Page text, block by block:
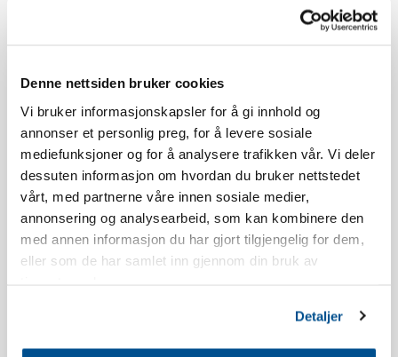
Denne nettsiden bruker cookies
Vi bruker informasjonskapsler for å gi innhold og
annonser et personlig preg, for å levere sosiale
mediefunksjoner og for å analysere trafikken vår. Vi deler
dessuten informasjon om hvordan du bruker nettstedet
vårt, med partnerne våre innen sosiale medier,
annonsering og analysearbeid, som kan kombinere den
med annen informasjon du har gjort tilgjengelig for dem,
eller som de har samlet inn gjennom din bruk av
Detaljer
Norefjellstua. Udover dette skal man parkere på parkeringsplads
Aldersgrænsen for at reservere Norefjellstua er 20 år.
Rygning er ikke tilladt. Se vores reservationsbetingelser for mere
Lejligheden har balkon mod syd. Udsigten og placeringen vil
variere afhængigt af hvilken bygning du bor i.
Lejligheden er nyopført.
opvaskbørste, viskestykke, shotglas, æggebægere, vinglas,